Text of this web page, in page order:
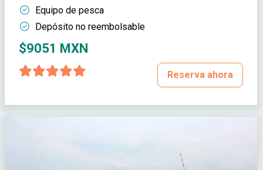
Equipo de pesca
Depósito no reembolsable
$9051 MXN
Reserva ahora